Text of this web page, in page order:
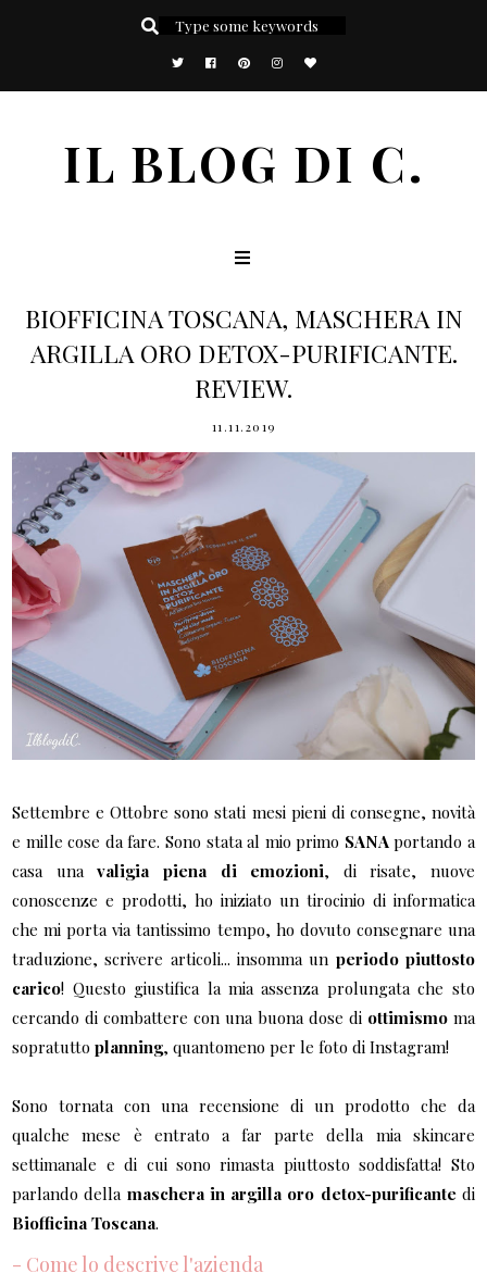
IL BLOG DI C.
BIOFFICINA TOSCANA, MASCHERA IN
ARGILLA ORO DETOX-PURIFICANTE.
REVIEW.
11.11.2019
Settembre e Ottobre sono stati mesi pieni di consegne, novità
e mille cose da fare. Sono stata al mio primo SANAportando a
casa unavaligia piena di emozioni, di risate, nuove
conoscenze e prodotti, ho iniziato un tirocinio di informatica
che mi porta via tantissimo tempo, ho dovuto consegnare una
traduzione, scrivere articoli... insomma un periodo piuttosto
carico! Questo giustifica la mia assenza prolungata che sto
cercando di combattere con una buona dose diottimismoma
sopratuttoplanning, quantomeno per le foto di Instagram!
Sono tornata con una recensione di un prodotto che da
qualche mese è entrato a far parte della mia skincare
settimanale e di cui sono rimasta piuttosto soddisfatta! Sto
parlando della maschera in argilla oro detox-purificantedi
Biofficina Toscana.
- Come lo descrive l'azienda